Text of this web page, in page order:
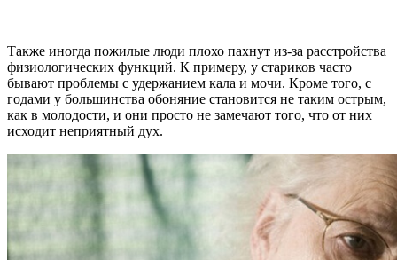
Также иногда пожилые люди плохо пахнут из-за расстройства
физиологических функций. К примеру, у стариков часто
бывают проблемы с удержанием кала и мочи. Кроме того, с
годами у большинства обоняние становится не таким острым,
как в молодости, и они просто не замечают того, что от них
исходит неприятный дух.